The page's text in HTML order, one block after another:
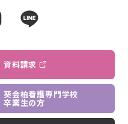
資料請求
葵会柏看護専門学校
卒業生の方